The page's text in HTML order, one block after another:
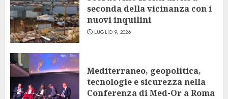
seconda della vicinanza con i
nuovi inquilini
LUGLIO 9, 2026
Mediterraneo, geopolitica,
tecnologie e sicurezza nella
Conferenza di Med-Or a Roma